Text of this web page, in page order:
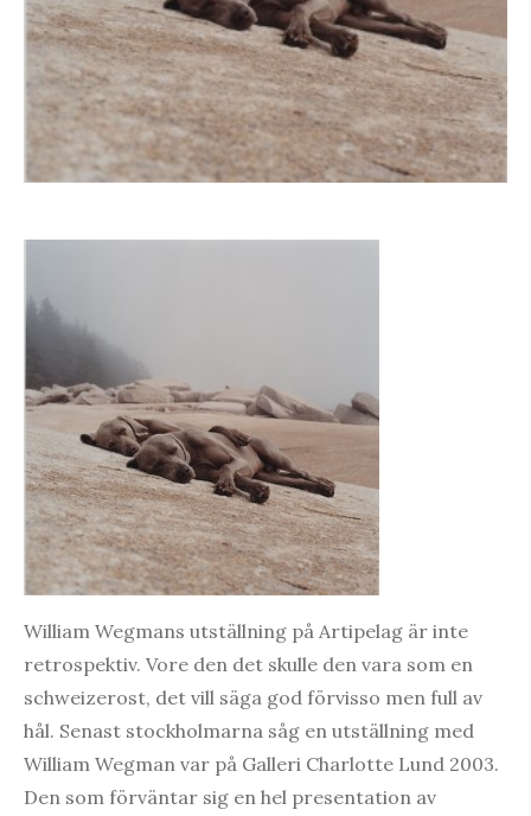
William Wegmans utställning på Artipelag är inte
retrospektiv. Vore den det skulle den vara som en
schweizerost, det vill säga god förvisso men full av
hål. Senast stockholmarna såg en utställning med
William Wegman var på Galleri Charlotte Lund 2003.
Den som förväntar sig en hel presentation av